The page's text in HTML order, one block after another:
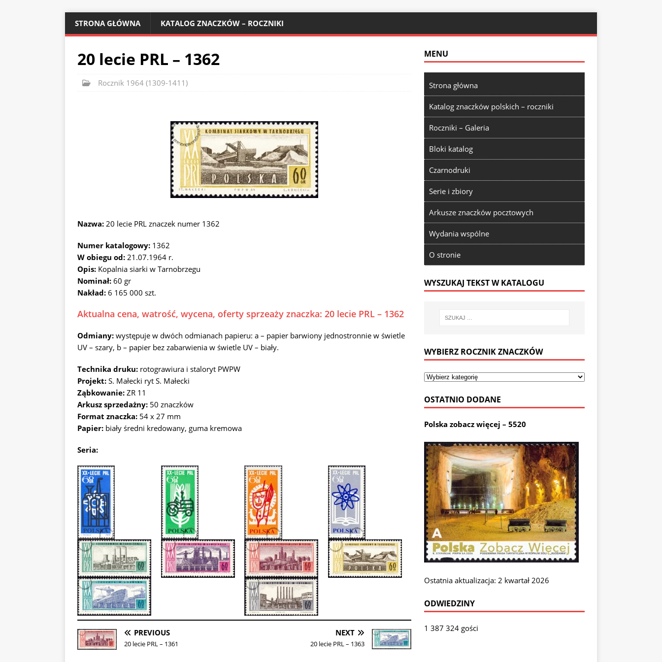
STRONA GŁÓWNA KATALOG ZNACZKÓW – ROCZNIKI
20 lecie PRL – 1362
Rocznik 1964 (1309-1411)
Nazwa: 20 lecie PRL znaczek numer 1362
Numer katalogowy: 1362
W obiegu od: 21.07.1964 r.
Opis: Kopalnia siarki w Tarnobrzegu
Nominał: 60 gr
Nakład: 6 165 000 szt.
Aktualna cena, watrość, wycena, oferty sprzeaży znaczka: 20 lecie PRL – 1362
Odmiany: występuje w dwóch odmianach papieru: a – papier barwiony jednostronnie w świetle
UV – szary, b – papier bez zabarwienia w świetle UV – biały.
Technika druku: rotograwiura i staloryt PWPW
Projekt: S. Małecki ryt S. Małecki
Ząbkowanie: ZR 11
Arkusz sprzedażny: 50 znaczków
Format znaczka: 54 x 27 mm
Papier: biały średni kredowany, guma kremowa
Seria:
PREVIOUS
20 lecie PRL – 1361
NEXT
20 lecie PRL – 1363
MENU
Strona główna
Katalog znaczków polskich – roczniki
Roczniki – Galeria
Bloki katalog
Czarnodruki
Serie i zbiory
Arkusze znaczków pocztowych
Wydania wspólne
O stronie
WYSZUKAJ TEKST W KATALOGU
WYBIERZ ROCZNIK ZNACZKÓW
OSTATNIO DODANE
Polska zobacz więcej – 5520
Ostatnia aktualizacja: 2 kwartał 2026
ODWIEDZINY
1 387 324 gości